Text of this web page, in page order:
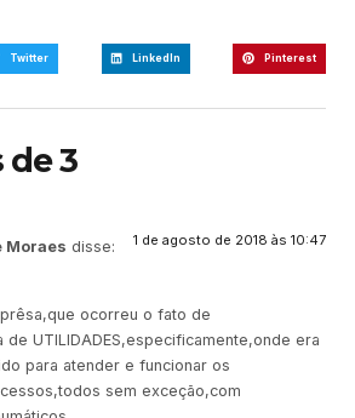
Twitter LinkedIn Pinterest
de 3
Moraes disse: 1 de agosto de 2018 às 10:47
ocorreu o fato de
de UTILIDADES,especificamente,onde era
para atender e funcionar os
sem exceção,com